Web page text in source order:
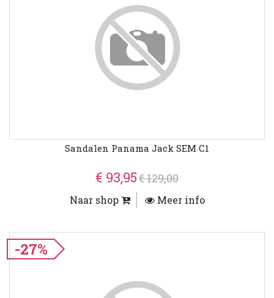
Sandalen Panama Jack SEM C1
€ 93,95€ 129,00
Naar shop Meer info
-27%